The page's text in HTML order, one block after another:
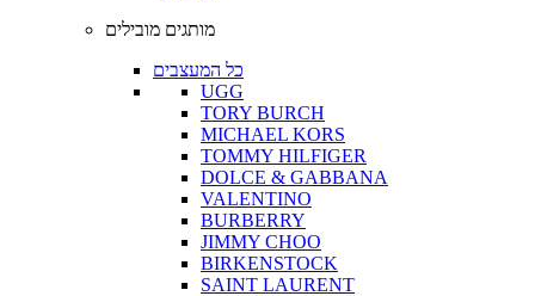
מותגים מובילים
כל המעצבים
UGG
TORY BURCH
MICHAEL KORS
TOMMY HILFIGER
DOLCE & GABBANA
VALENTINO
BURBERRY
JIMMY CHOO
BIRKENSTOCK
SAINT LAURENT